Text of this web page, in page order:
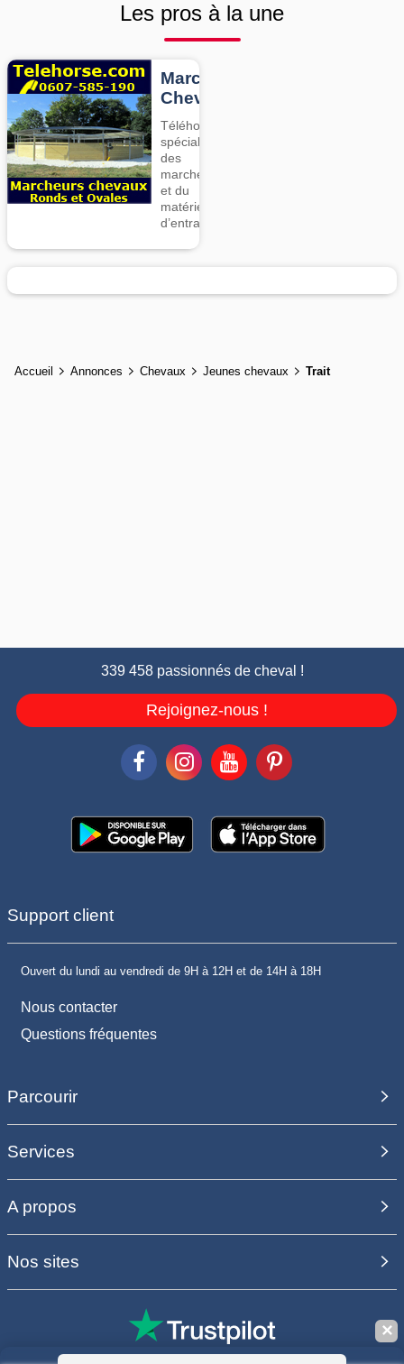
Les pros à la une
Marcheurs
Chevaux
Téléhorse,
spécialiste
des
marcheurs
et du
matériel
d’entrainement
Accueil Annonces Chevaux Jeunes chevaux Trait
339 458 passionnés de cheval !
Rejoignez-nous !
Support client
Ouvert du lundi au vendredi de 9H à 12H et de 14H à 18H
Nous contacter
Questions fréquentes
Parcourir
Services
A propos
Nos sites
✕